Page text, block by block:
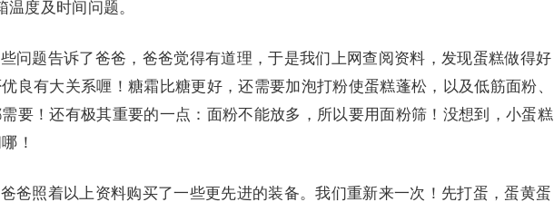
度及时间问题。
题告诉了爸爸，爸爸觉得有道理，于是我们上网查阅资料，发现蛋糕做得好
良有大关系喱！糖霜比糖更好，还需要加泡打粉使蛋糕蓬松，以及低筋面粉、
要！还有极其重要的一点：面粉不能放多，所以要用面粉筛！没想到，小蛋糕
！
照着以上资料购买了一些更先进的装备。我们重新来一次！先打蛋，蛋黄蛋